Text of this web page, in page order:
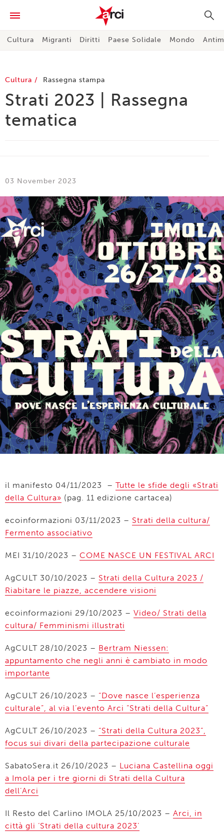
Cultura Migranti Diritti Paese Solidale Mondo
Cultura Rassegna stampa
Strati 2023 | Rassegna
tematica
03 November 2023
il manifesto 04/11/2023 – Tutte le sfide degli «Strati
della Cultura» (pag. 11 edizione cartacea)
ecoinformazioni 03/11/2023 – Strati della cultura/
Fermento associativo
MEI 31/10/2023 – COME NASCE UN FESTIVAL ARCI
AgCULT 30/10/2023 – Strati della Cultura 2023 /
Riabitare le piazze, accendere visioni
ecoinformazioni 29/10/2023 – Video/ Strati della
cultura/ Femminismi illustrati
AgCULT 28/10/2023 – Bertram Niessen:
appuntamento che negli anni è cambiato in modo
importante
AgCULT 26/10/2023 – “Dove nasce l’esperienza
culturale”, al via l’evento Arci “Strati della Cultura”
AgCULT 26/10/2023 – “Strati della Cultura 2023”,
focus sui divari della partecipazione culturale
SabatoSera.it 26/10/2023 – Luciana Castellina oggi
a Imola per i tre giorni di Strati della Cultura
dell’Arci
Il Resto del Carlino IMOLA 25/10/2023 – Arci, in
città gli ‘Strati della cultura 2023’